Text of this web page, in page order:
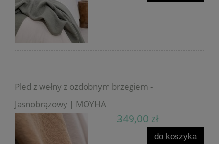
Pled z wełny z ozdobnym brzegiem -
Jasnobrązowy | MOYHA
349,00 zł
do koszyka